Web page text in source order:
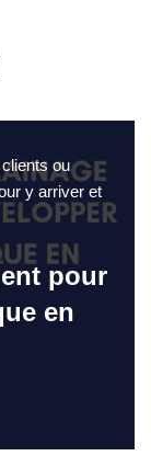
ou
y arriver et
pour
en